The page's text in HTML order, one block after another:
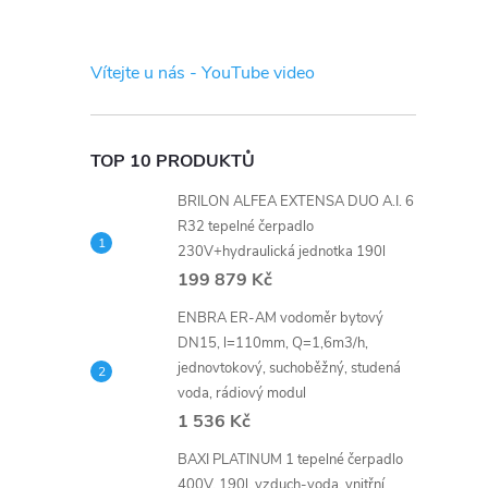
t
r
a
n
p
Vítejte u nás - YouTube video
TOP 10 PRODUKTŮ
BRILON ALFEA EXTENSA DUO A.I. 6
R32 tepelné čerpadlo
230V+hydraulická jednotka 190l
199 879 Kč
ENBRA ER-AM vodoměr bytový
DN15, l=110mm, Q=1,6m3/h,
jednovtokový, suchoběžný, studená
voda, rádiový modul
1 536 Kč
BAXI PLATINUM 1 tepelné čerpadlo